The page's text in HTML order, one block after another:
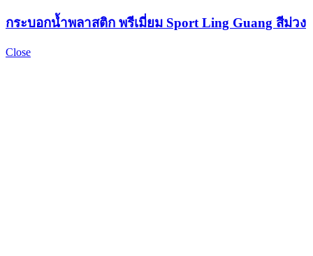
กระบอกน้ำพลาสติก พรีเมี่ยม Sport Ling Guang สีม่วง
Close